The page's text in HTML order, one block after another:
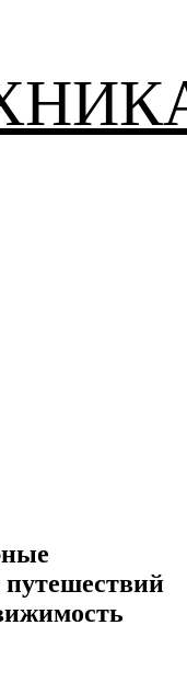
путешествий